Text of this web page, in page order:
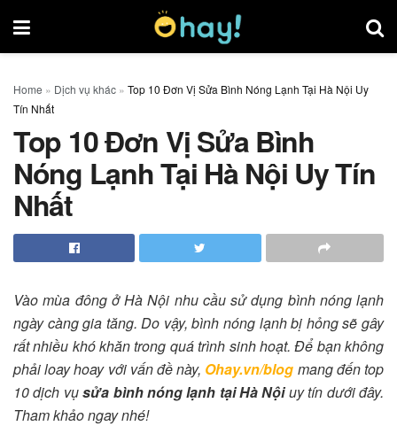
Home » Dịch vụ khác » Top 10 Đơn Vị Sửa Bình Nóng Lạnh Tại Hà Nội Uy
Tín Nhất
Top 10 Đơn Vị Sửa Bình
Nóng Lạnh Tại Hà Nội Uy Tín
Nhất
Vào mùa đông ở Hà Nội nhu cầu sử dụng bình nóng lạnh
ngày càng gia tăng. Do vậy, bình nóng lạnh bị hỏng sẽ gây
rất nhiều khó khăn trong quá trình sinh hoạt. Để bạn không
phải loay hoay với vấn đề này, Ohay.vn/blog mang đến top
10 dịch vụsửa bình nóng lạnh tại Hà Nộiuy tín dưới đây.
Tham khảo ngay nhé!